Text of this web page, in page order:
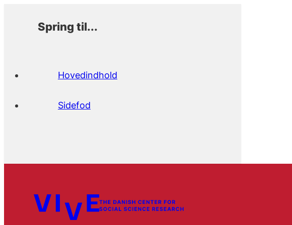
Spring til...
Hovedindhold
Sidefod